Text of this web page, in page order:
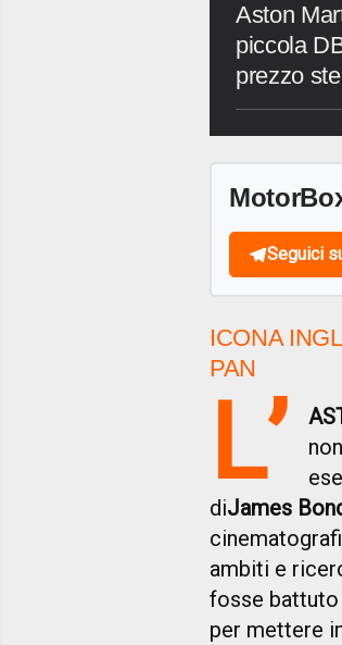
Aston
piccola
prezzo
Seguici
ICONA
PAN
L’
diJames
ambiti e
fosse battuto
per mettere